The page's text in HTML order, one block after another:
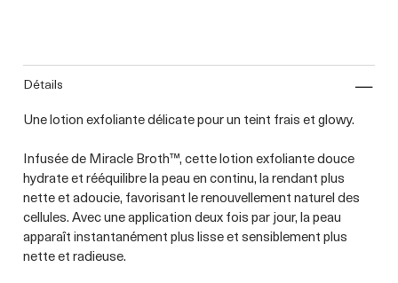
détails
Une lotion exfoliante délicate pour un teint frais et glowy.
Infusée de Miracle Broth™, cette lotion exfoliante douce
hydrate et rééquilibre la peau en continu, la rendant plus
nette et adoucie, favorisant le renouvellement naturel des
cellules. Avec une application deux fois par jour, la peau
apparaît instantanément plus lisse et sensiblement plus
nette et radieuse.